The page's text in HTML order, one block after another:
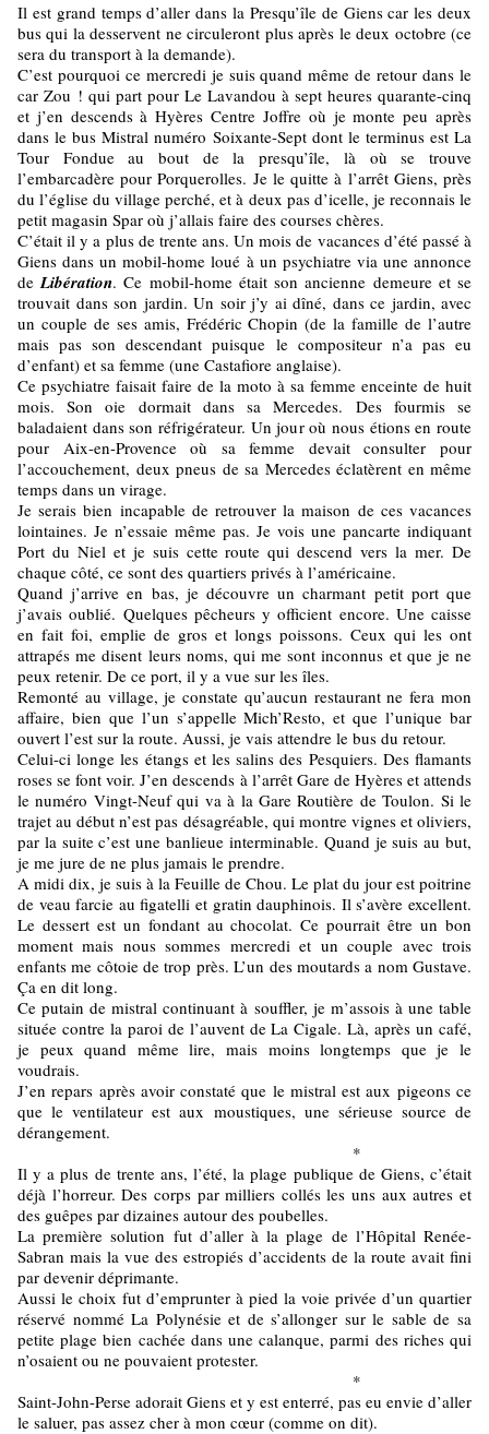
Il est grand temps d’aller dans la Presqu’île de Giens car les deux
bus qui la desservent ne circuleront plus après le deux octobre (ce
sera du transport à la demande).
C’est pourquoi ce mercredi je suis quand même de retour dans le
car Zou ! qui part pour Le Lavandou à sept heures quarante-cinq
et j’en descends à Hyères Centre Joffre où je monte peu après
dans le bus Mistral numéro Soixante-Sept dont le terminus est La
Tour Fondue au bout de la presqu’île, là où se trouve
l’embarcadère pour Porquerolles. Je le quitte à l’arrêt Giens, près
du l’église du village perché, et à deux pas d’icelle, je reconnais le
petit magasin Spar où j’allais faire des courses chères.
C’était il y a plus de trente ans. Un mois de vacances d’été passé à
Giens dans un mobil-home loué à un psychiatre via une annonce
deLibération. Ce mobil-home était son ancienne demeure et se
trouvait dans son jardin. Un soir j’y ai dîné, dans ce jardin, avec
un couple de ses amis, Frédéric Chopin (de la famille de l’autre
mais pas son descendant puisque le compositeur n’a pas eu
d’enfant) et sa femme (une Castafiore anglaise).
Ce psychiatre faisait faire de la moto à sa femme enceinte de huit
mois. Son oie dormait dans sa Mercedes. Des fourmis se
baladaient dans son réfrigérateur. Un jour où nous étions en route
pour Aix-en-Provence où sa femme devait consulter pour
l’accouchement, deux pneus de sa Mercedes éclatèrent en même
temps dans un virage.
Je serais bien incapable de retrouver la maison de ces vacances
lointaines. Je n’essaie même pas. Je vois une pancarte indiquant
Port du Niel et je suis cette route qui descend vers la mer. De
chaque côté, ce sont des quartiers privés à l’américaine.
Quand j’arrive en bas, je découvre un charmant petit port que
j’avais oublié. Quelques pêcheurs y officient encore. Une caisse
en fait foi, emplie de gros et longs poissons. Ceux qui les ont
attrapés me disent leurs noms, qui me sont inconnus et que je ne
peux retenir. De ce port, il y a vue sur les îles.
Remonté au village, je constate qu’aucun restaurant ne fera mon
affaire, bien que l’un s’appelle Mich’Resto, et que l’unique bar
ouvert l’est sur la route. Aussi, je vais attendre le bus du retour.
Celui-ci longe les étangs et les salins des Pesquiers. Des flamants
roses se font voir. J’en descends à l’arrêt Gare de Hyères et attends
le numéro Vingt-Neuf qui va à la Gare Routière de Toulon. Si le
trajet au début n’est pas désagréable, qui montre vignes et oliviers,
par la suite c’est une banlieue interminable. Quand je suis au but,
je me jure de ne plus jamais le prendre.
A midi dix, je suis à la Feuille de Chou. Le plat du jour est poitrine
de veau farcie au figatelli et gratin dauphinois. Il s’avère excellent.
Le dessert est un fondant au chocolat. Ce pourrait être un bon
moment mais nous sommes mercredi et un couple avec trois
enfants me côtoie de trop près. L’un des moutards a nom Gustave.
Ça en dit long.
Ce putain de mistral continuant à souffler, je m’assois à une table
située contre la paroi de l’auvent de La Cigale. Là, après un café,
je peux quand même lire, mais moins longtemps que je le
voudrais.
J’en repars après avoir constaté que le mistral est aux pigeons ce
que le ventilateur est aux moustiques, une sérieuse source de
dérangement.
*
Il y a plus de trente ans, l’été, la plage publique de Giens, c’était
déjà l’horreur. Des corps par milliers collés les uns aux autres et
des guêpes par dizaines autour des poubelles.
La première solution fut d’aller à la plage de l’Hôpital Renée-
Sabran mais la vue des estropiés d’accidents de la route avait fini
par devenir déprimante.
Aussi le choix fut d’emprunter à pied la voie privée d’un quartier
réservé nommé La Polynésie et de s’allonger sur le sable de sa
petite plage bien cachée dans une calanque, parmi des riches qui
n’osaient ou ne pouvaient protester.
*
Saint-John-Perse adorait Giens et y est enterré, pas eu envie d’aller
le saluer, pas assez cher à mon cœur (comme on dit).